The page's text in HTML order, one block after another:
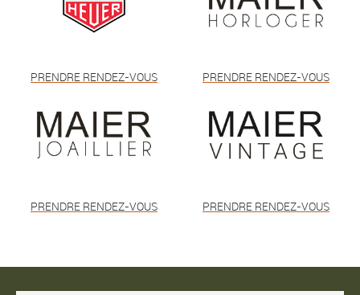
PRENDRE RENDEZ-VOUS PRENDRE RENDEZ-VOUS
PRENDRE RENDEZ-VOUS PRENDRE RENDEZ-VOUS